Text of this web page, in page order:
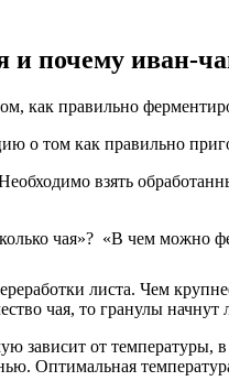
и почему иван-
как правильно
о том как правильно
взять
чая»? «В чем можно
листа. Чем
чая, то гранулы начнут
зависит от
Оптимальная